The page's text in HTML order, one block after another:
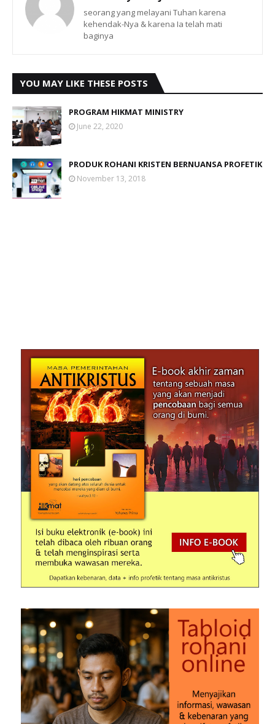
seorang yang melayani Tuhan karena
kehendak-Nya & karena Ia telah mati
baginya
YOU MAY LIKE THESE POSTS
PROGRAM HIKMAT MINISTRY
June 22, 2020
PRODUK ROHANI KRISTEN BERNUANSA PROFETIK
November 13, 2018